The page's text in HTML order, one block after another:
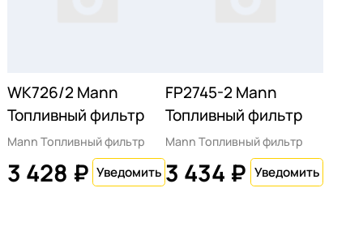
WK726/2 Mann
Топливный фильтр
Mann Топливный фильтр
3 428 ₽
FP2745-2 Mann
Топливный фильтр
Mann Топливный фильтр
3 434 ₽